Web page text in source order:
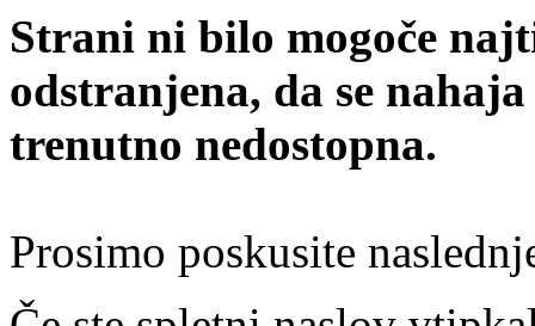
Strani ni bilo mogoče
odstranjena, da se
trenutno nedostopna.
Prosimo poskusite